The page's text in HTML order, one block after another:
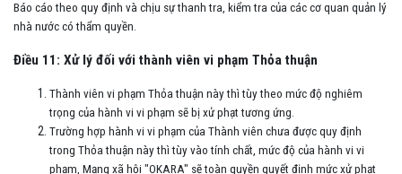
Báo cáo theo quy định và chịu sự thanh tra, kiểm tra của các cơ quan quản lý
nhà nước có thẩm quyền.
Điều 11: Xử lý đối với thành viên vi phạm Thỏa thuận
Thành viên vi phạm Thỏa thuận này thì tùy theo mức độ nghiêm
trọng của hành vi vi phạm sẽ bị xử phạt tương ứng.
Trường hợp hành vi vi phạm của Thành viên chưa được quy định
trong Thỏa thuận này thì tùy vào tính chất, mức độ của hành vi vi
phạm, Mạng xã hội "OKARA" sẽ toàn quyền quyết định mức xử phạt